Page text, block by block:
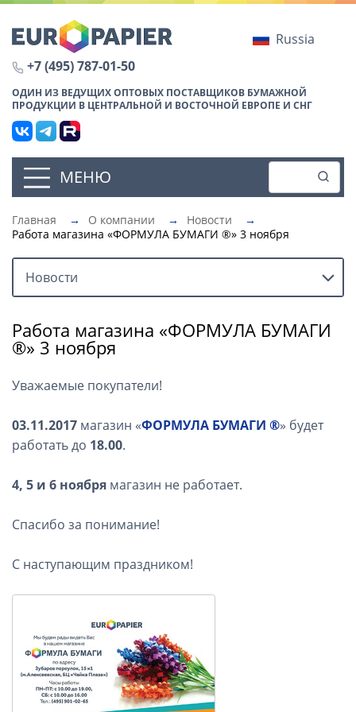
Russia
+7 (495) 787-01-50
ОДИН ИЗ ВЕДУЩИХ ОПТОВЫХ ПОСТАВЩИКОВ БУМАЖНОЙ
ПРОДУКЦИИ В ЦЕНТРАЛЬНОЙ И ВОСТОЧНОЙ ЕВРОПЕ И СНГ
МЕНЮ
Главная → О компании → Новости
→
Работа магазина «ФОРМУЛА БУМАГИ ®» 3 ноября
Новости
Работа магазина «ФОРМУЛА БУМАГИ
®» 3 ноября
Уважаемые покупатели!
03.11.2017 магазин «ФОРМУЛА БУМАГИ ®» будет
работать до 18.00.
4, 5 и 6 ноября магазин не работает.
Спасибо за понимание!
С наступающим праздником!